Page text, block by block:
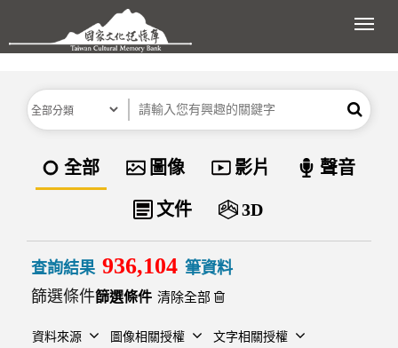
跳到主要內容區塊
展
分類 關鍵字 搜尋
資料類型
全部 圖像 影片 聲音
文件 3D
查詢結果 936,104 筆資料
篩選條件
清除全部
資料來源 圖像相關授權 文字相關授權